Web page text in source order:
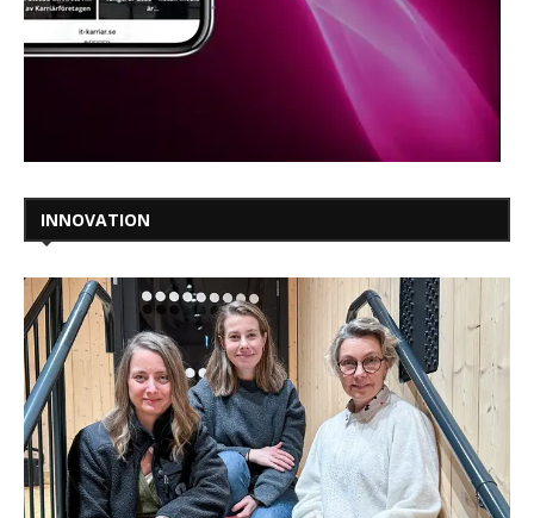
INNOVATION